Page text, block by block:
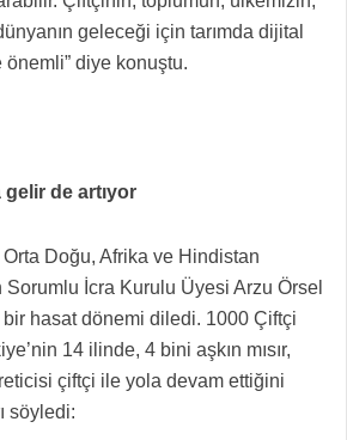
geleceği için tarımda dijital
diye konuştu.
gelir de artıyor
Doğu, Afrika ve Hindistan
İcra Kurulu Üyesi Arzu Örsel
hasat dönemi diledi. 1000 Çiftçi
14 ilinde, 4 bini aşkın mısır,
çiftçi ile yola devam ettiğini
söyledi: